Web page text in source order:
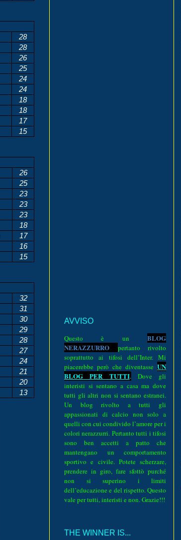
28
28
26
25
24
24
18
18
17
15
26
25
23
23
23
18
17
16
15
32
31
30
29
28
27
24
21
20
13
AVVISO
Questo è un BLOG
NERAZZURRO pertanto rivolto
soprattutto ai tifosi dell’Inter. Mi
piacerebbe però che diventasse UN
BLOG PER TUTTI.
Dove gli
interisti si sentano a casa ma dove
tutti gli altri non si sentano estranei.
Un blog rivolto a tutti gli
appassionati di calcio non solo a
quelli con cui condivido l’amore per i
colori nerazzurri. Pertanto tutti i tifosi
sono ben accetti a patto che
mantengano un comportamento
sportivo e civile. Potete scherzare,
prendere in giro, fare sfottò purché
non si superino i limiti
dell’educazione e del rispetto. Questo
vale per tutti, interisti e non. Grazie!!!
THE WINNER IS...